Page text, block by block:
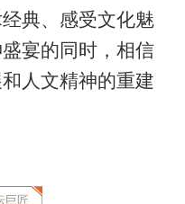
典、感受文化魅
宴的同时，相信
人文精神的重建
巨匠